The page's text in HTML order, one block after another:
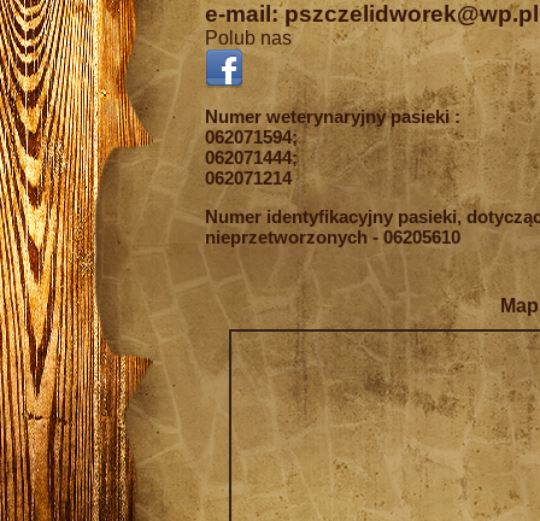
e-mail: pszczelidworek@wp.pl
Polub nas
Numer weterynaryjny pasieki :
062071594;
062071444;
062071214
Numer identyfikacyjny pasieki,
nieprzetworzonych - 06205610